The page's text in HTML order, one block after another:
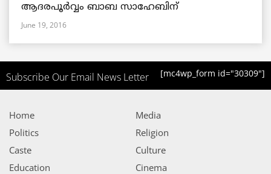
ആദരപൂര്‍വ്വം ബാബ സാഹേബിന്
June 19, 2016
Subscribe Our Email News Letter [mc4wp_form id="30309"]
Home
Politics
Caste
Education
Media
Religion
Culture
Cinema